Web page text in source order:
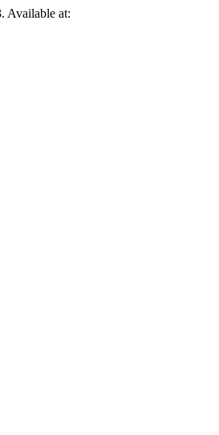
Available at: